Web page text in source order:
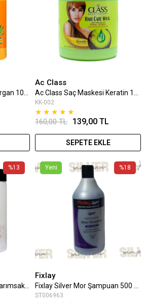
Ac Class
KK-002
★ ★ ★ ★ ★
139,00 TL
160,00 TL
SEPETE EKLE
%13 %18
Yeni
Fixlay
ST006963